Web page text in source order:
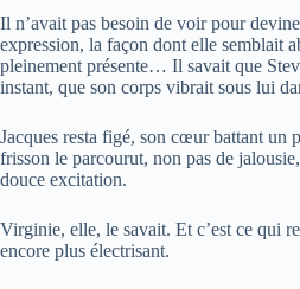
Il n’avait pas besoin de voir pour
expression, la façon dont elle semblait
pleinement présente… Il savait que
instant, que son corps vibrait sous lui
Jacques resta figé, son cœur battant un
frisson le parcourut, non pas de
douce excitation.
Virginie, elle, le savait. Et c’est ce qui
encore plus électrisant.